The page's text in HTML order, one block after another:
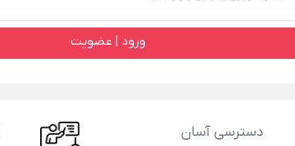
ورود | عضویت
دسترسی آسان